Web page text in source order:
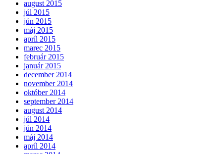
august 2015
júl 2015
jún 2015
máj 2015
apríl 2015
marec 2015
február 2015
január 2015
december 2014
november 2014
október 2014
september 2014
august 2014
júl 2014
jún 2014
máj 2014
apríl 2014